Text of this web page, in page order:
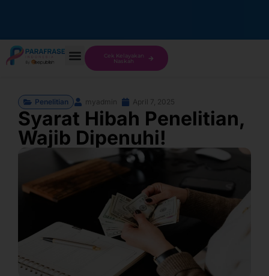
Cek Kelayakan
Naskah
Penelitian myadmin April 7, 2025
Syarat Hibah Penelitian,
Wajib Dipenuhi!